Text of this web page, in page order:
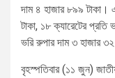
দাম ৪ হাজার ৮৯৯ টাকা।
টাকা, ১৮ ক্যারেটের
ভরি রুপার দাম ৩ হাজার ৩২
বৃহস্পতিবার (১১ জুন)